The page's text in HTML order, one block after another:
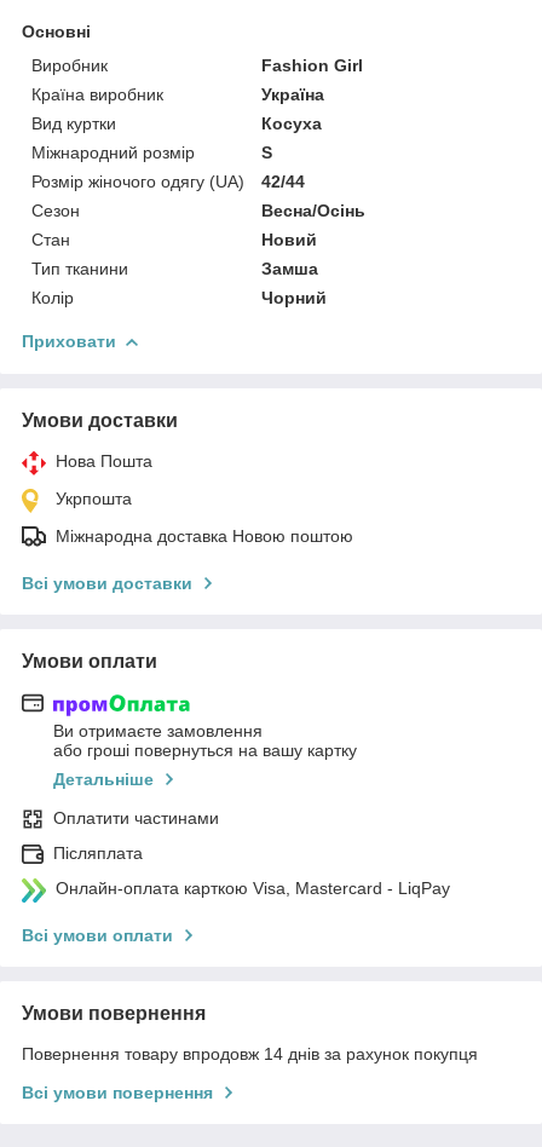
Основні
Виробник
Fashion Girl
Країна виробник
Україна
Вид куртки
Косуха
Міжнародний розмір
S
Розмір жіночого одягу (UA)
42/44
Сезон
Весна/Осінь
Стан
Новий
Тип тканини
Замша
Колір
Чорний
Приховати
Умови доставки
Нова Пошта
Укрпошта
Міжнародна доставка Новою поштою
Всі умови доставки
Умови оплати
Ви отримаєте замовлення
або гроші повернуться на вашу картку
Детальніше
Оплатити частинами
Післяплата
Онлайн-оплата карткою Visa, Mastercard - LiqPay
Всі умови оплати
Умови повернення
Повернення товару впродовж 14 днів за рахунок покупця
Всі умови повернення